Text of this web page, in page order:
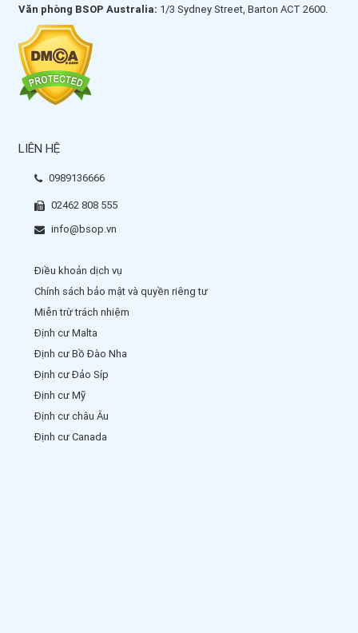
Văn phòng BSOP Australia: 1/3 Sydney Street, Barton ACT 2600.
LIÊN HỆ
0989136666
02462 808 555
info@bsop.vn
Điều khoản dịch vụ
Chính sách bảo mật và quyền riêng tư
Miễn trừ trách nhiệm
Định cư Malta
Định cư Bồ Đào Nha
Định cư Đảo Síp
Định cư Mỹ
Định cư châu Âu
Định cư Canada